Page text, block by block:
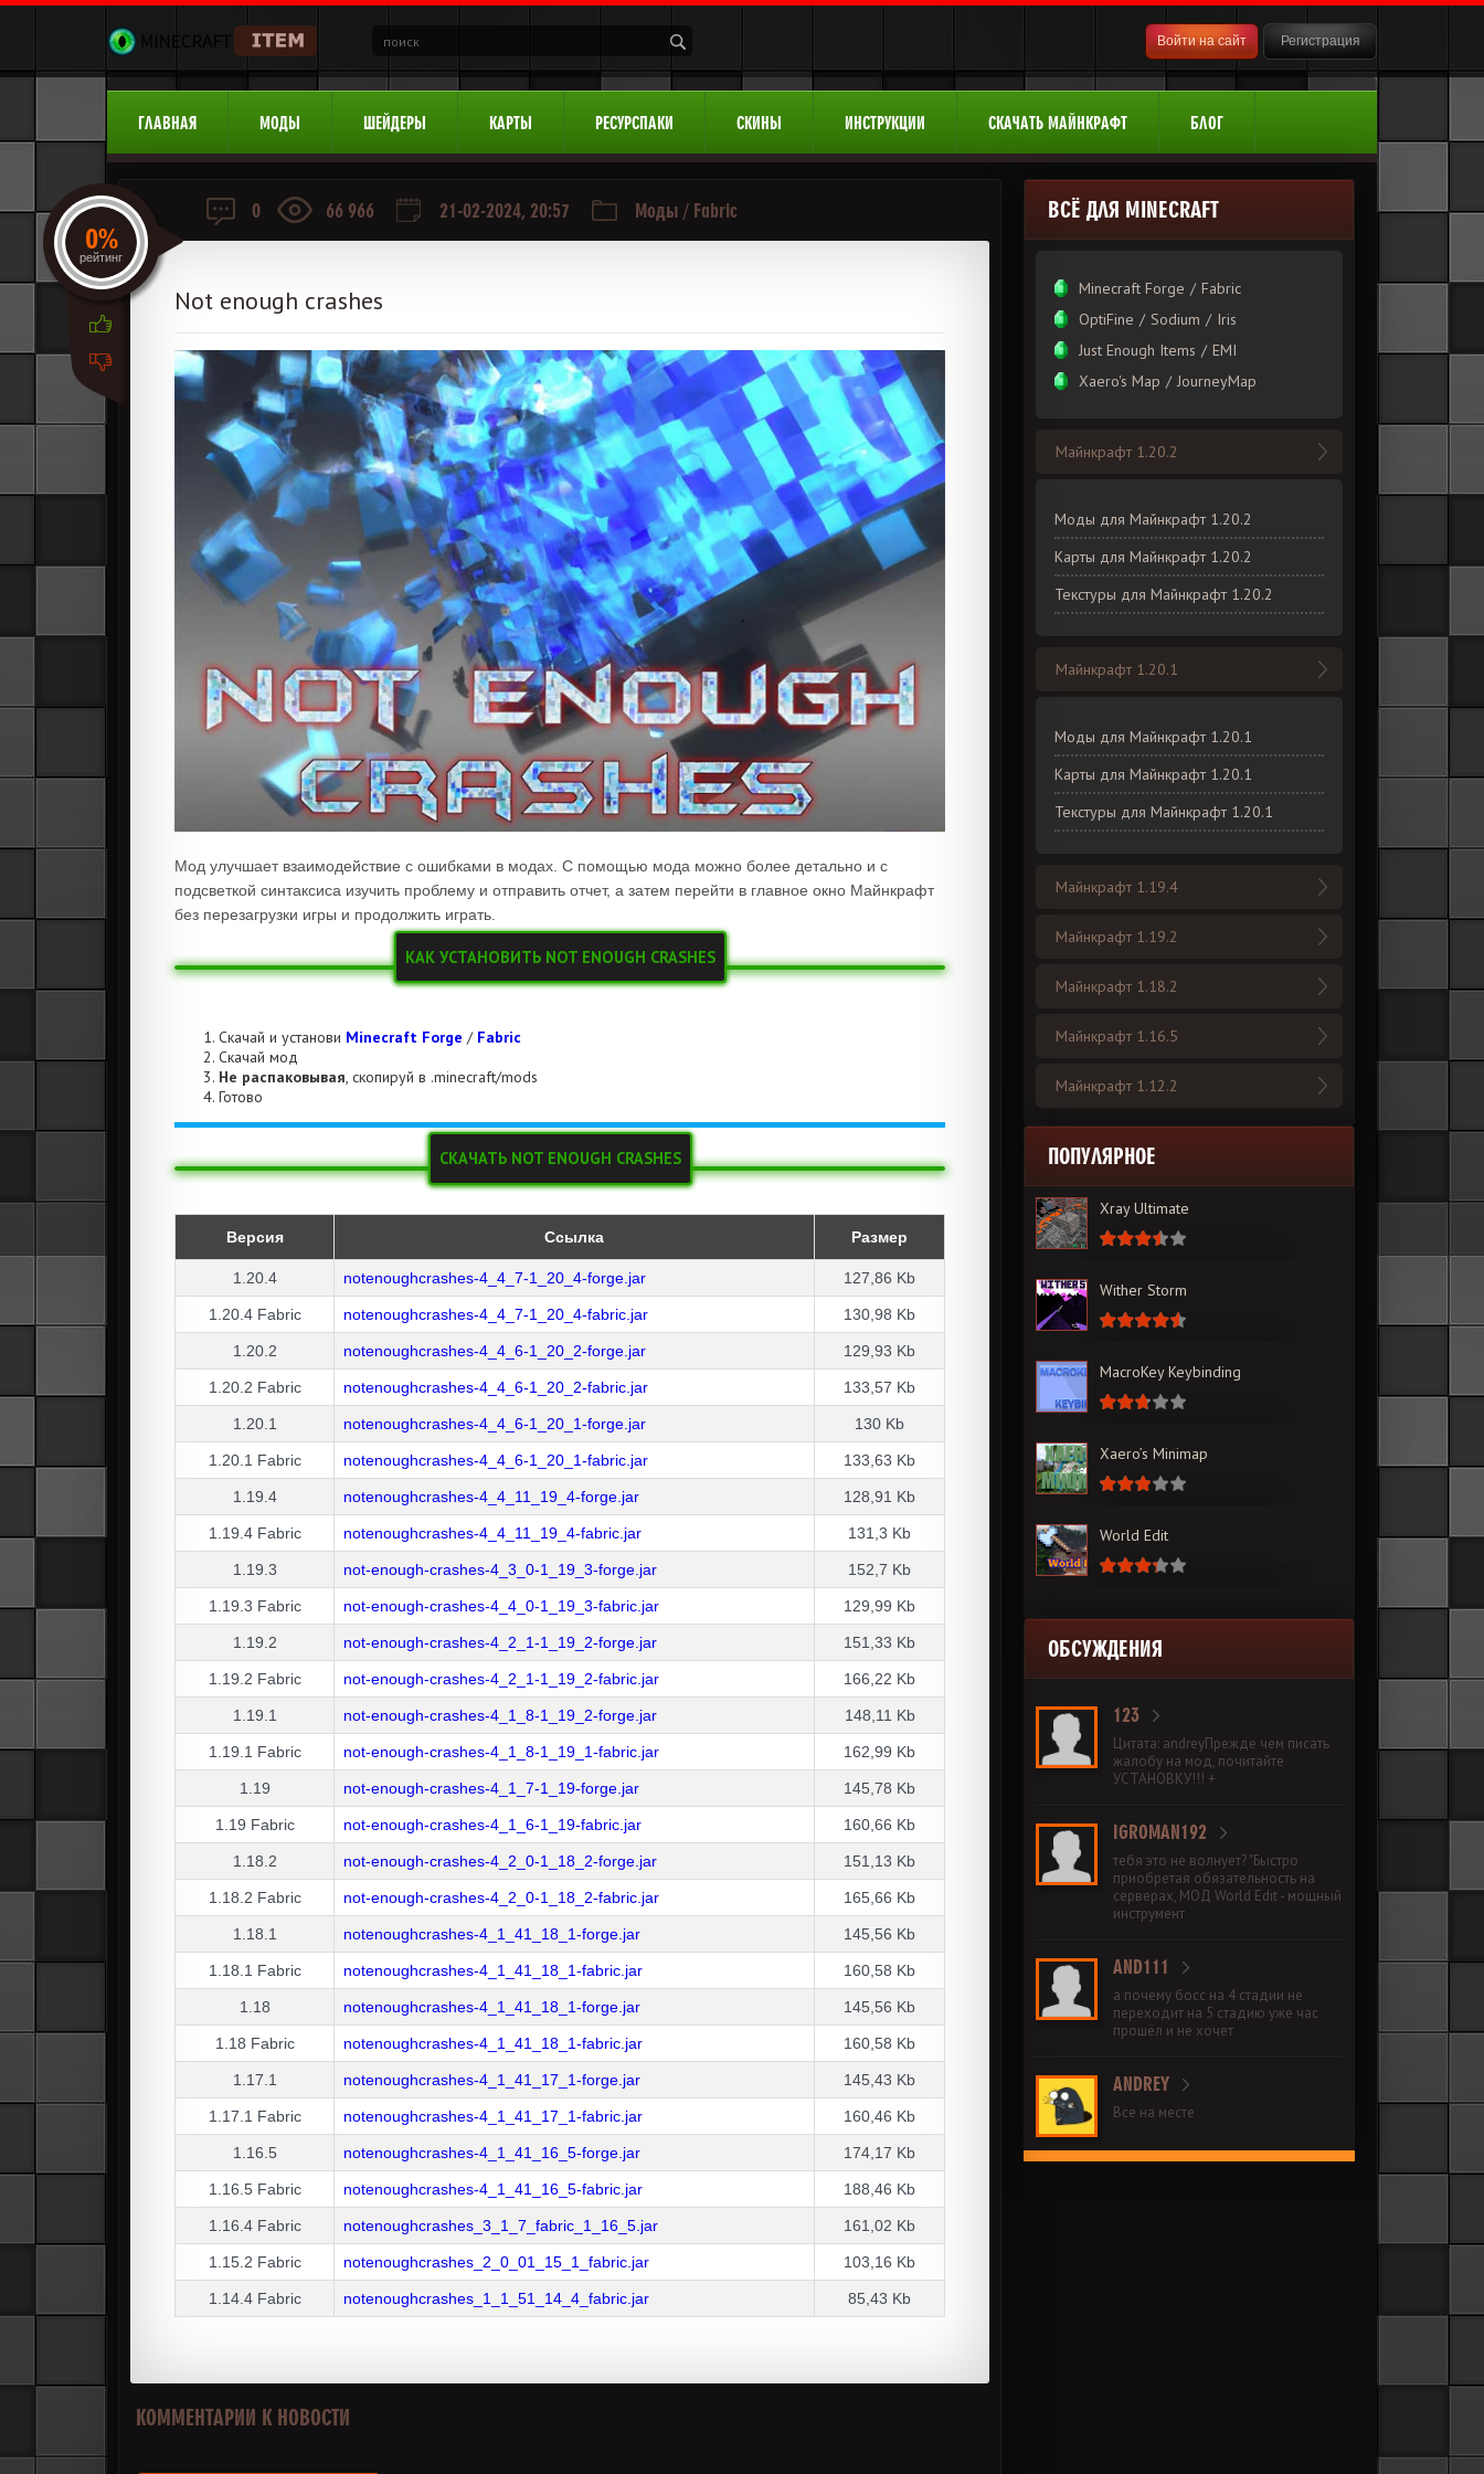
Войти на сайт Регистрация
ГЛАВНАЯ МОДЫ ШЕЙДЕРЫ КАРТЫ РЕСУРСПАКИ СКИНЫ ИНСТРУКЦИИ СКАЧАТЬ МАЙНКРАФТ БЛОГ
0 66 966 21-02-2024, 20:57 Моды / Fabric
Not enough crashes
Мод улучшает взаимодействие с ошибками в модах. С помощью мода можно более детально и с
подсветкой синтаксиса изучить проблему и отправить отчет, а затем перейти в главное окно Майнкрафт
без перезагрузки игры и продолжить играть.
КАК УСТАНОВИТЬ NOT ENOUGH CRASHES
Скачай и установи Minecraft Forge / Fabric
Скачай мод
Не распаковывая, скопируй в .minecraft/mods
Готово
СКАЧАТЬ NOT ENOUGH CRASHES
Версия Ссылка Размер
1.20.4 notenoughcrashes-4_4_7-1_20_4-forge.jar 127,86 Kb
1.20.4 Fabric notenoughcrashes-4_4_7-1_20_4-fabric.jar 130,98 Kb
1.20.2 notenoughcrashes-4_4_6-1_20_2-forge.jar 129,93 Kb
1.20.2 Fabric notenoughcrashes-4_4_6-1_20_2-fabric.jar 133,57 Kb
1.20.1 notenoughcrashes-4_4_6-1_20_1-forge.jar 130 Kb
1.20.1 Fabric notenoughcrashes-4_4_6-1_20_1-fabric.jar 133,63 Kb
1.19.4 notenoughcrashes-4_4_11_19_4-forge.jar 128,91 Kb
1.19.4 Fabric notenoughcrashes-4_4_11_19_4-fabric.jar 131,3 Kb
1.19.3 not-enough-crashes-4_3_0-1_19_3-forge.jar 152,7 Kb
1.19.3 Fabric not-enough-crashes-4_4_0-1_19_3-fabric.jar 129,99 Kb
1.19.2 not-enough-crashes-4_2_1-1_19_2-forge.jar 151,33 Kb
1.19.2 Fabric not-enough-crashes-4_2_1-1_19_2-fabric.jar 166,22 Kb
1.19.1 not-enough-crashes-4_1_8-1_19_2-forge.jar 148,11 Kb
1.19.1 Fabric not-enough-crashes-4_1_8-1_19_1-fabric.jar 162,99 Kb
1.19 not-enough-crashes-4_1_7-1_19-forge.jar 145,78 Kb
1.19 Fabric not-enough-crashes-4_1_6-1_19-fabric.jar 160,66 Kb
1.18.2 not-enough-crashes-4_2_0-1_18_2-forge.jar 151,13 Kb
1.18.2 Fabric not-enough-crashes-4_2_0-1_18_2-fabric.jar 165,66 Kb
1.18.1 notenoughcrashes-4_1_41_18_1-forge.jar 145,56 Kb
1.18.1 Fabric notenoughcrashes-4_1_41_18_1-fabric.jar 160,58 Kb
1.18 notenoughcrashes-4_1_41_18_1-forge.jar 145,56 Kb
1.18 Fabric notenoughcrashes-4_1_41_18_1-fabric.jar 160,58 Kb
1.17.1 notenoughcrashes-4_1_41_17_1-forge.jar 145,43 Kb
1.17.1 Fabric notenoughcrashes-4_1_41_17_1-fabric.jar 160,46 Kb
1.16.5 notenoughcrashes-4_1_41_16_5-forge.jar 174,17 Kb
1.16.5 Fabric notenoughcrashes-4_1_41_16_5-fabric.jar 188,46 Kb
1.16.4 Fabric notenoughcrashes_3_1_7_fabric_1_16_5.jar 161,02 Kb
1.15.2 Fabric notenoughcrashes_2_0_01_15_1_fabric.jar 103,16 Kb
1.14.4 Fabric notenoughcrashes_1_1_51_14_4_fabric.jar 85,43 Kb
0%
рейтинг
КОММЕНТАРИИ К НОВОСТИ
ВСЁ ДЛЯ MINECRAFT
Minecraft Forge / Fabric
OptiFine / Sodium / Iris
Just Enough Items / EMI
Xаero's Mаp / JourneyMap
Майнкрафт 1.20.2
Моды для Майнкрафт 1.20.2
Карты для Майнкрафт 1.20.2
Текстуры для Майнкрафт 1.20.2
Майнкрафт 1.20.1
Моды для Майнкрафт 1.20.1
Карты для Майнкрафт 1.20.1
Текстуры для Майнкрафт 1.20.1
Майнкрафт 1.19.4
Майнкрафт 1.19.2
Майнкрафт 1.18.2
Майнкрафт 1.16.5
Майнкрафт 1.12.2
ПОПУЛЯРНОЕ
Xray Ultimate
Wither Storm
MacroKey Keybinding
Xaero’s Minimap
World Edit
ОБСУЖДЕНИЯ
123
Цитата: andreyПрежде чем писать
жалобу на мод, почитайте
УСТАНОВКУ!!! +
IGROMAN192
тебя это не волнует? "Быстро
приобретая обязательность на
серверах, МОД World Edit - мощный
инструмент
AND111
а почему босс на 4 стадии не
переходит на 5 стадию уже час
прошёл и не хочет
ANDREY
Все на месте